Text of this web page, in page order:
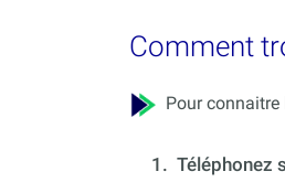
Comment
Pour connaitre
1. Téléphonez